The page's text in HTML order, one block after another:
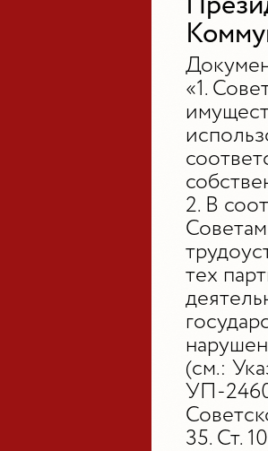
«1.
2. В
тех
(см.:
УП-
35. Ст.